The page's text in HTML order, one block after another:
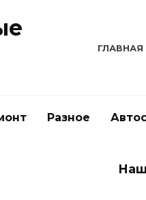
ГЛАВНАЯ
Разное